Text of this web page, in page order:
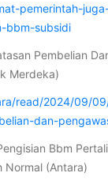
pemerintah-
bbm-subsidi
Pembelian
Merdeka)
read/2024/09/
dan-
Bbm
Normal (Antara)